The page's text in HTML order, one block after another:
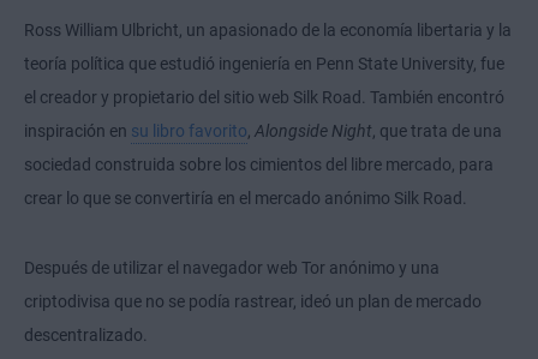
Ross William Ulbricht, un apasionado de la economía libertaria y la
teoría política que estudió ingeniería en Penn State University, fue
el creador y propietario del sitio web Silk Road. También encontró
inspiración en su libro favorito, Alongside Night, que trata de una
sociedad construida sobre los cimientos del libre mercado, para
crear lo que se convertiría en el mercado anónimo Silk Road.
Después de utilizar el navegador web Tor anónimo y una
criptodivisa que no se podía rastrear, ideó un plan de mercado
descentralizado.